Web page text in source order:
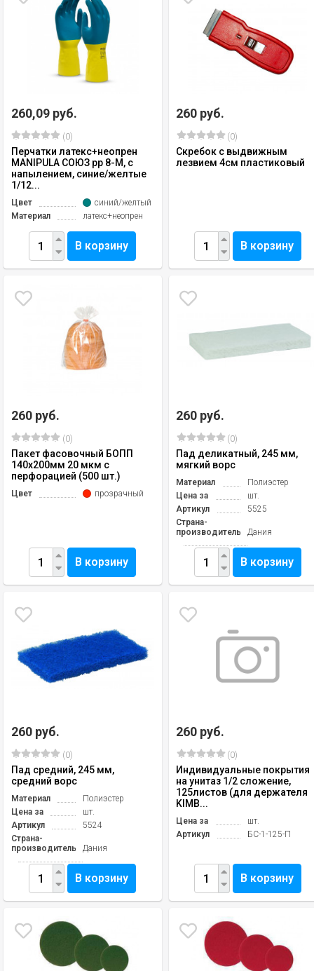
260,09 руб.
(0)
Перчатки латекс+неопрен
MANIPULA СОЮЗ рр 8-М, с
напылением, синие/желтые
1/12...
Цвет
синий/желтый
Материал
латекс+неопрен
В корзину
260 руб.
(0)
Скребок с выдвижным
лезвием 4см пластиковый
В корзину
260 руб.
(0)
Пакет фасовочный БОПП
140х200мм 20 мкм с
перфорацией (500 шт.)
Цвет прозрачный
В корзину
260 руб.
(0)
Пад деликатный, 245 мм,
мягкий ворс
Материал
Полиэстер
Цена за
шт.
Артикул
5525
Страна-
производитель
Дания
В корзину
260 руб.
(0)
Пад средний, 245 мм,
средний ворс
Материал
Полиэстер
Цена за
шт.
Артикул
5524
Страна-
производитель
Дания
В корзину
260 руб.
(0)
Индивидуальные покрытия
на унитаз 1/2 сложение,
125листов (для держателя
KIMB...
Цена за
шт.
Артикул
БС-1-125-П
В корзину